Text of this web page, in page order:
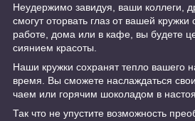
Неудержимо завидуя, ваши коллеги,
смогут оторвать глаз от вашей
работе, дома или в кафе, вы будете
сиянием красоты.
Наши кружки сохранят тепло вашего
время. Вы сможете наслаждаться
чаем или горячим шоколадом в
Так что не упустите возможность